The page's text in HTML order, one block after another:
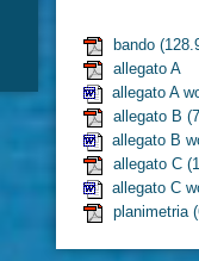
bando
allegato A
allegato A
allegato B
allegato B
allegato C
allegato C
planimetria